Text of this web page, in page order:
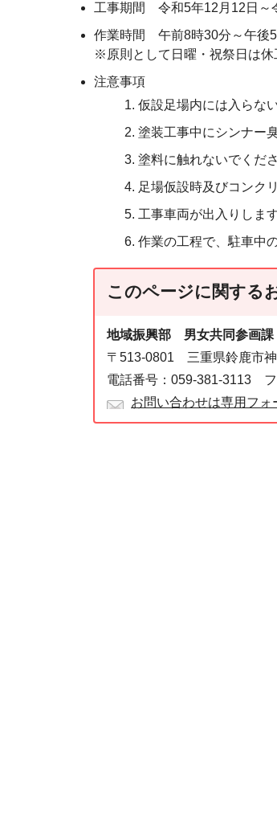
工事期間 令和5年12月12日～
作業時間 午前8時30分～午後
※原則として日曜・祝祭日は休
注意事項
仮設足場内には入らな
塗装工事中にシンナー
塗料に触れないでくださ
足場仮設時及びコンク
工事車両が出入りします
作業の工程で、駐車中
このページに関する
地域振興部 男女共同参画課
〒513-0801 三重県鈴鹿市神
電話番号：059-381-3113
お問い合わせは専用フォ